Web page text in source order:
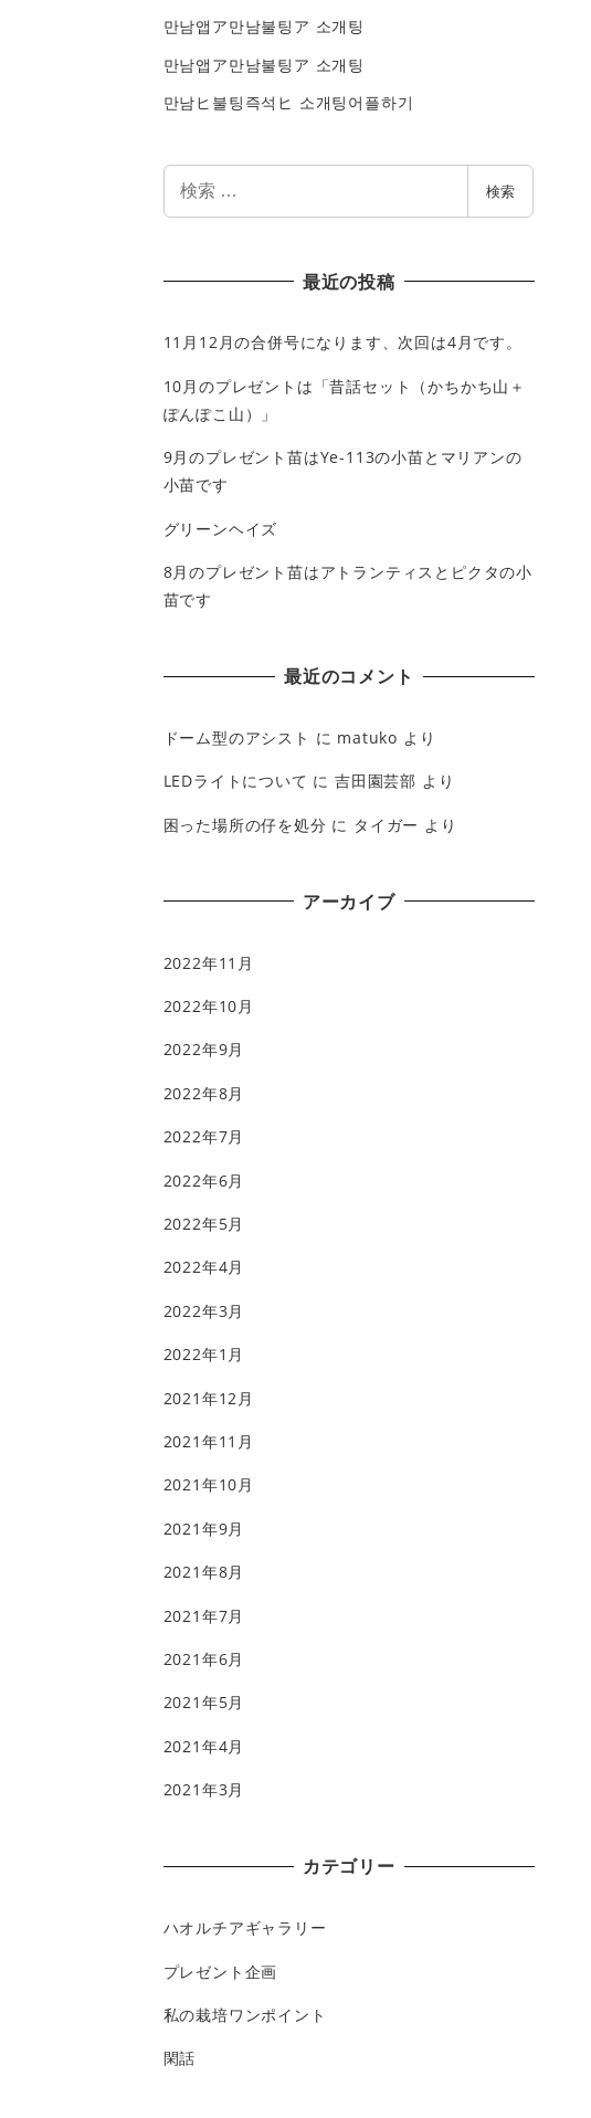
만남앱ア만남불팅ア 소개팅
만남앱ア만남불팅ア 소개팅
만남ヒ불팅즉석ヒ 소개팅어플하기
検索
最近の投稿
11月12月の合併号になります、次回は4月です。
10月のプレゼントは「昔話セット（かちかち山＋
ぽんぽこ山）」
9月のプレゼント苗はYe-113の小苗とマリアンの
小苗です
グリーンヘイズ
8月のプレゼント苗はアトランティスとピクタの小
苗です
最近のコメント
ドーム型のアシスト に matuko より
LEDライトについて に吉田園芸部 より
困った場所の仔を処分 に タイガー より
アーカイブ
2022年11月
2022年10月
2022年9月
2022年8月
2022年7月
2022年6月
2022年5月
2022年4月
2022年3月
2022年1月
2021年12月
2021年11月
2021年10月
2021年9月
2021年8月
2021年7月
2021年6月
2021年5月
2021年4月
2021年3月
カテゴリー
ハオルチアギャラリー
プレゼント企画
私の栽培ワンポイント
閑話